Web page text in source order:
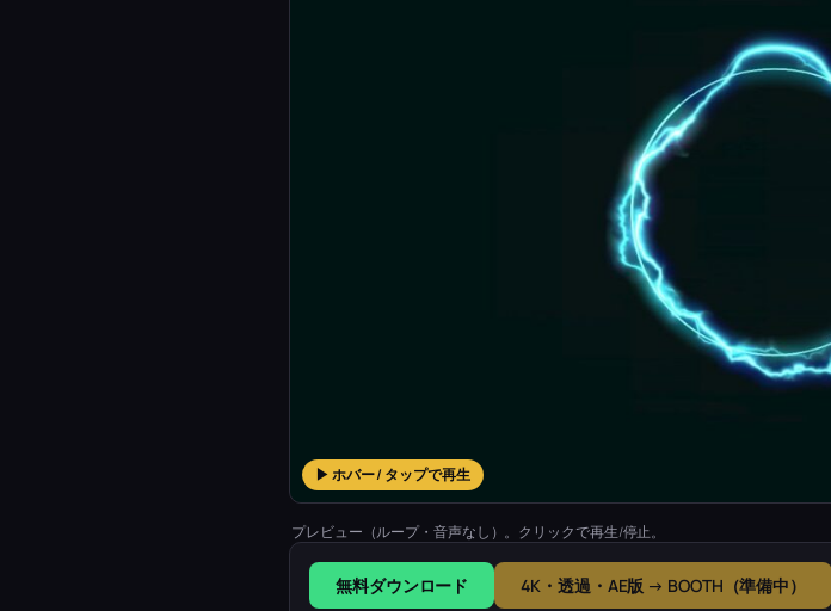
▶ ホバー / タップで再生
プレビュー（ループ・音声なし）。クリックで再生/停止。
無料ダウンロード 4K・透過・AE版 → BOOTH（準備中）